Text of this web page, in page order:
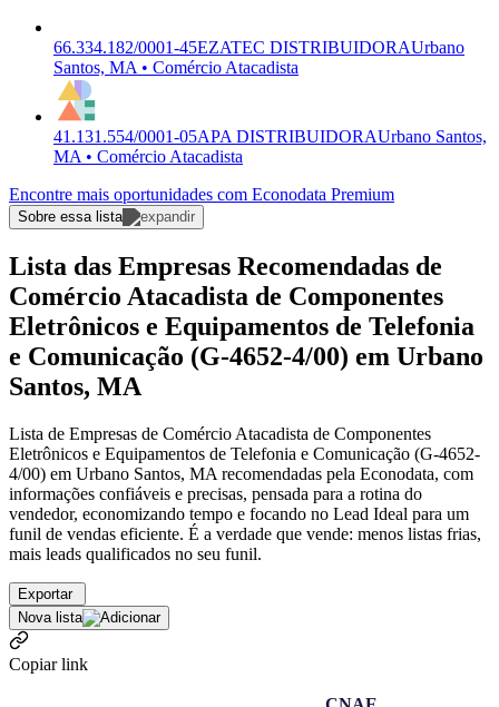
66.334.182/0001-45EZATEC DISTRIBUIDORAUrbano
Santos, MA • Comércio Atacadista
41.131.554/0001-05APA DISTRIBUIDORAUrbano Santos,
MA • Comércio Atacadista
Encontre mais oportunidades com Econodata Premium
Sobre essa lista
Lista das Empresas Recomendadas de
Comércio Atacadista de Componentes
Eletrônicos e Equipamentos de Telefonia
e Comunicação (G-4652-4/00) em Urbano
Santos, MA
Lista de Empresas de Comércio Atacadista de Componentes
Eletrônicos e Equipamentos de Telefonia e Comunicação (G-4652-
4/00) em Urbano Santos, MA recomendadas pela Econodata, com
informações confiáveis e precisas, pensada para a rotina do
vendedor, economizando tempo e focando no Lead Ideal para um
funil de vendas eficiente. É a verdade que vende: menos listas frias,
mais leads qualificados no seu funil.
Exportar
Nova lista
Copiar link